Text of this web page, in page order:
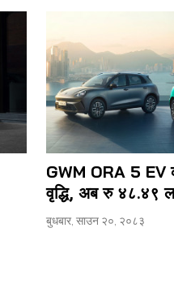
GWM ORA 5 EV
वृद्धि, अब रु ४८.४९
बुधबार, साउन २०, २०८३